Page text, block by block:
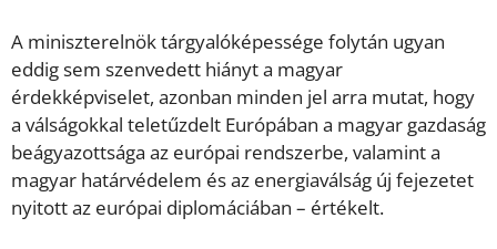
A miniszterelnök tárgyalóképessége folytán ugyan
eddig sem szenvedett hiányt a magyar
érdekképviselet, azonban minden jel arra mutat, hogy
a válságokkal teletűzdelt Európában a magyar gazdaság
beágyazottsága az európai rendszerbe, valamint a
magyar határvédelem és az energiaválság új fejezetet
nyitott az európai diplomáciában – értékelt.